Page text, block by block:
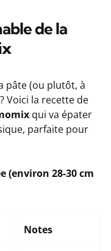
de la
pâte (ou plutôt, à
Voici la recette de
qui va épater
parfaite pour
(environ 28-30 cm
Notes